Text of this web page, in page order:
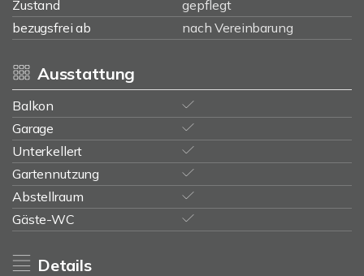
Zustand
gepflegt
bezugsfrei ab
nach Vereinbarung
Ausstattung
Balkon
Garage
Unterkellert
Gartennutzung
Abstellraum
Gäste-WC
Details